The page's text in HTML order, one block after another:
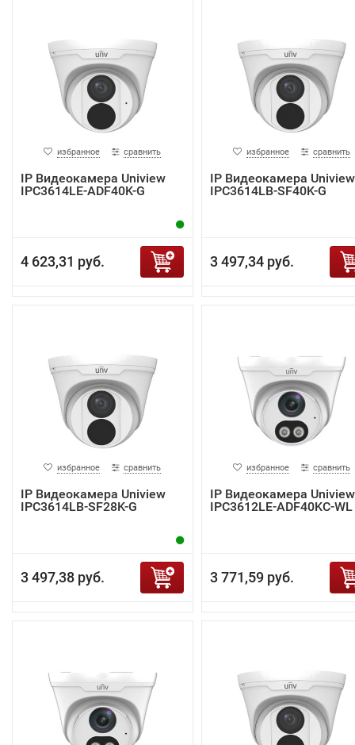
избранное сравнить
IP Видеокамера Uniview
IPC3614LE-ADF40K-G
4 623,31 руб.
избранное сравнить
IP Видеокамера Uniview
IPC3614LB-SF40K-G
3 497,34 руб.
избранное сравнить
IP Видеокамера Uniview
IPC3614LB-SF28K-G
3 497,38 руб.
избранное сравнить
IP Видеокамера Uniview
IPC3612LE-ADF40KC-WL
3 771,59 руб.